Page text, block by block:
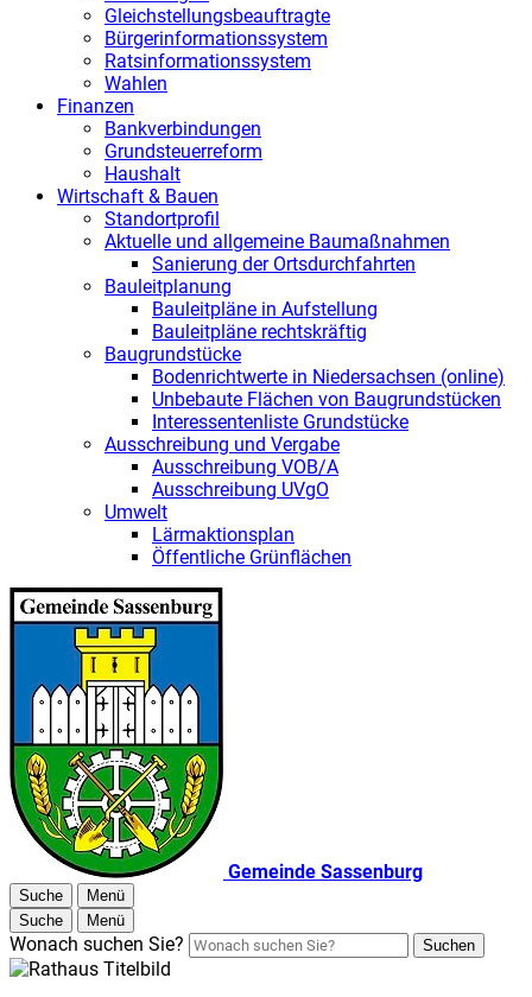
Gleichstellungsbeauftragte
Bürgerinformationssystem
Ratsinformationssystem
Wahlen
Finanzen
Bankverbindungen
Grundsteuerreform
Haushalt
Wirtschaft & Bauen
Standortprofil
Aktuelle und allgemeine Baumaßnahmen
Sanierung der Ortsdurchfahrten
Bauleitplanung
Bauleitpläne in Aufstellung
Bauleitpläne rechtskräftig
Baugrundstücke
Bodenrichtwerte in Niedersachsen (online)
Unbebaute Flächen von Baugrundstücken
Interessentenliste Grundstücke
Ausschreibung und Vergabe
Ausschreibung VOB/A
Ausschreibung UVgO
Umwelt
Lärmaktionsplan
Öffentliche Grünflächen
Gemeinde Sassenburg
Suche
Menü
Suche
Menü
Wonach suchen Sie? Suchen